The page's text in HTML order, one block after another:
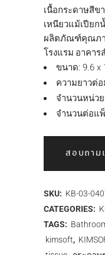
เนื้อกระดาษสี
เหนียวแม้เปียก
ผลิตภัณฑ์คุณภา
โรงแรม อาคา
ขนาด: 9.6 x
ความยาวต่อ
จำนวนหน่ว
จำนวนต่อแ
สอบถาม
SKU: KB-03-
CATEGORIES:
TAGS:
kimsoft,